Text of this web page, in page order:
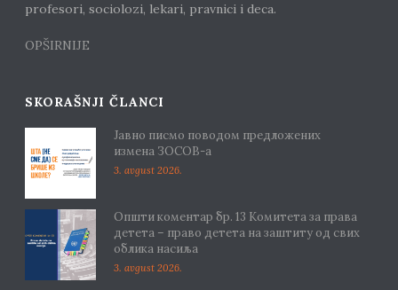
profesori, sociolozi, lekari, pravnici i deca.
OPŠIRNIJE
SKORAŠNJI ČLANCI
Јавно писмо поводом предложених
измена ЗОСОВ-а
3. avgust 2026.
Општи коментар бр. 13 Комитета за права
детета – право детета на заштиту од свих
облика насиља
3. avgust 2026.